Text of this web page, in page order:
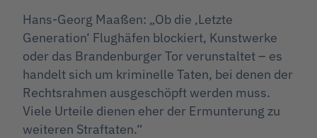
Hans-Georg Maaßen: „Ob die ‚Letzte
Generation‘ Flughäfen blockiert, Kunstwerke
oder das Brandenburger Tor verunstaltet – es
handelt sich um kriminelle Taten, bei denen der
Rechtsrahmen ausgeschöpft werden muss.
Viele Urteile dienen eher der Ermunterung zu
weiteren Straftaten.“